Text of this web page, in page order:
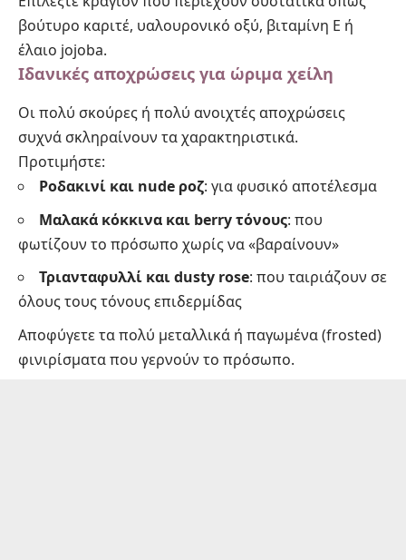
βούτυρο καριτέ, υαλουρονικό οξύ, βιταμίνη Ε ή
έλαιο jojoba.
Ιδανικές αποχρώσεις για ώριμα χείλη
Οι πολύ σκούρες ή πολύ ανοιχτές αποχρώσεις
συχνά σκληραίνουν τα χαρακτηριστικά.
Προτιμήστε:
Ροδακινί και nude ροζ: για φυσικό αποτέλεσμα
Μαλακά κόκκινα και berry τόνους: που
φωτίζουν το πρόσωπο χωρίς να «βαραίνουν»
Τριανταφυλλί και dusty rose: που ταιριάζουν σε
όλους τους τόνους επιδερμίδας
Αποφύγετε τα πολύ μεταλλικά ή παγωμένα (frosted)
φινιρίσματα που γερνούν το πρόσωπο.